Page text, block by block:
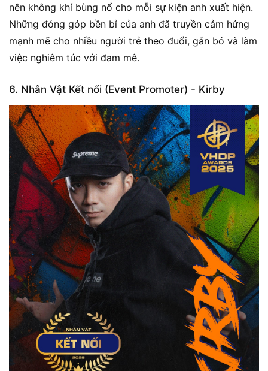
nên không khí bùng nổ cho mỗi sự kiện anh xuất hiện.
Những đóng góp bền bỉ của anh đã truyền cảm hứng
mạnh mẽ cho nhiều người trẻ theo đuổi, gắn bó và làm
việc nghiêm túc với đam mê.
6. Nhân Vật Kết nối (Event Promoter) - Kirby